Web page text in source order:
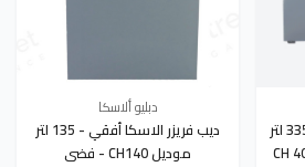
ديب فريزر ديفروست افقي، 335 لتر
دبليو ألاسكا
ديب فريزر الاسكا أفقي - 135 لتر
موديل CH140 - فضى